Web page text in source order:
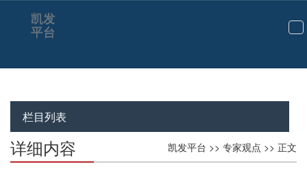
切
航
凯发
平台
栏目列表
凯发平台 >> 专家观点 >> 正文
详细内容